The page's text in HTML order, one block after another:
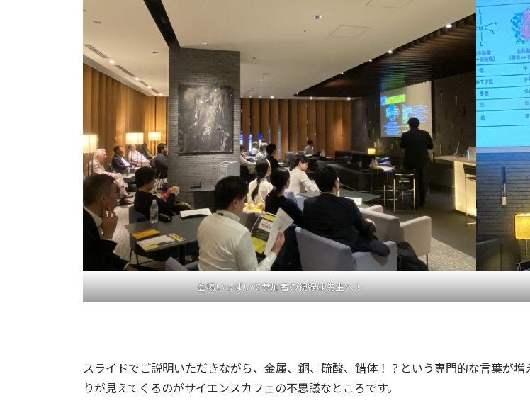
会場いっぱいで参加者の視線は先生へ！
スライドでご説明いただきながら、金属、銅、硫酸、錯体！？という専門的な言葉が
りが見えてくるのがサイエンスカフェの不思議なところです。